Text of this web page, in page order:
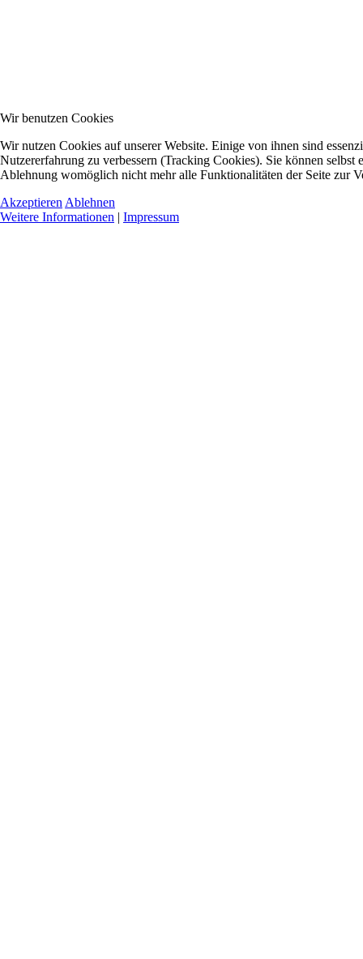
Wir benutzen Cookies
Wir nutzen Cookies auf unserer Website. Einige von ihnen sind
Nutzererfahrung zu verbessern (Tracking Cookies). Sie können selbst
Ablehnung womöglich nicht mehr alle Funktionalitäten der Seite zur
Akzeptieren Ablehnen
Weitere Informationen | Impressum